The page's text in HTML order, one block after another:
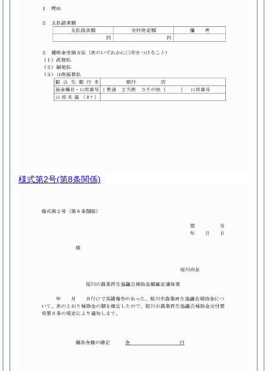
様式第2号(第8条関係)